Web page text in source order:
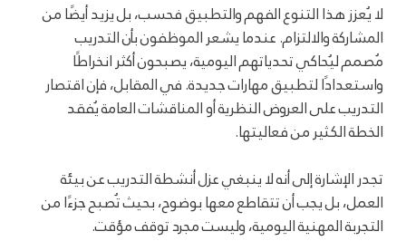
لا يُعزز هذا التنوع الفهم والتطبيق فحسب، بل يزيد أيضًا من
المشاركة والالتزام. عندما يشعر الموظفون بأن التدريب
مُصمم ليُحاكي تحدياتهم اليومية، يصبحون أكثر انخراطًا
واستعدادًا لتطبيق مهارات جديدة. في المقابل، فإن اقتصار
التدريب على العروض النظرية أو المناقشات العامة يُفقد
الخطة الكثير من فعاليتها.
تجدر الإشارة إلى أنه لا ينبغي عزل أنشطة التدريب عن بيئة
العمل، بل يجب أن تتقاطع معها بوضوح، بحيث تُصبح جزءًا من
التجربة المهنية اليومية، وليست مجرد توقف مؤقت.